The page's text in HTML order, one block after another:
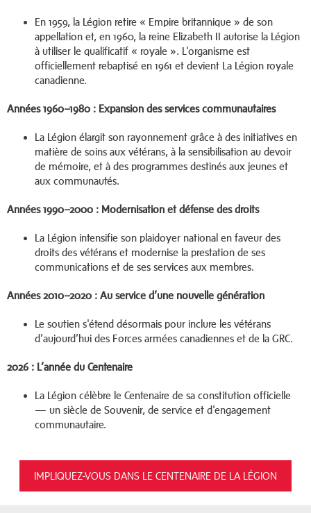
En 1959, la Légion retire « Empire britannique » de son
appellation et, en 1960, la reine Elizabeth II autorise la Légion
à utiliser le qualificatif « royale ». L'organisme est
officiellement rebaptisé en 1961 et devient La Légion royale
canadienne.
Années 1960–1980 : Expansion des services communautaires
La Légion élargit son rayonnement grâce à des initiatives en
matière de soins aux vétérans, à la sensibilisation au devoir
de mémoire, et à des programmes destinés aux jeunes et
aux communautés.
Années 1990–2000 : Modernisation et défense des droits
La Légion intensifie son plaidoyer national en faveur des
droits des vétérans et modernise la prestation de ses
communications et de ses services aux membres.
Années 2010–2020 : Au service d’une nouvelle génération
Le soutien s'étend désormais pour inclure les vétérans
d’aujourd’hui des Forces armées canadiennes et de la GRC.
2026 : L’année du Centenaire
La Légion célèbre le Centenaire de sa constitution officielle
— un siècle de Souvenir, de service et d'engagement
communautaire.
IMPLIQUEZ-VOUS DANS LE CENTENAIRE DE LA LÉGION